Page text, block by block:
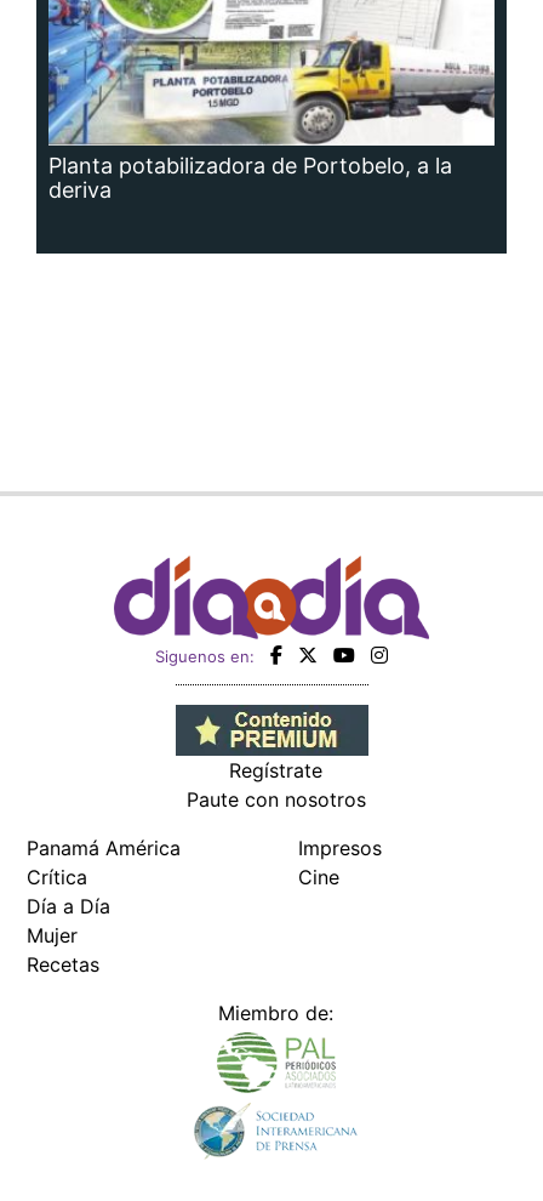
Planta potabilizadora de Portobelo, a la
deriva
Siguenos en:
Regístrate
Paute con nosotros
Panamá América
Crítica
Día a Día
Mujer
Recetas
Impresos
Cine
Miembro de: